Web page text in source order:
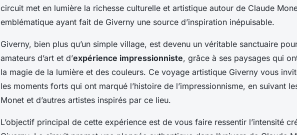
circuit met en lumière la richesse culturelle et artistique autour de Claude
emblématique ayant fait de Giverny une source d’inspiration inépuisable.
Giverny, bien plus qu’un simple village, est devenu un véritable sanctuaire
amateurs d’art et d’expérience impressionniste, grâce à ses paysages qui
la magie de la lumière et des couleurs. Ce voyage artistique Giverny vous
les moments forts qui ont marqué l’histoire de l’impressionnisme, en suivant
Monet et d’autres artistes inspirés par ce lieu.
L’objectif principal de cette expérience est de vous faire ressentir l’intensité